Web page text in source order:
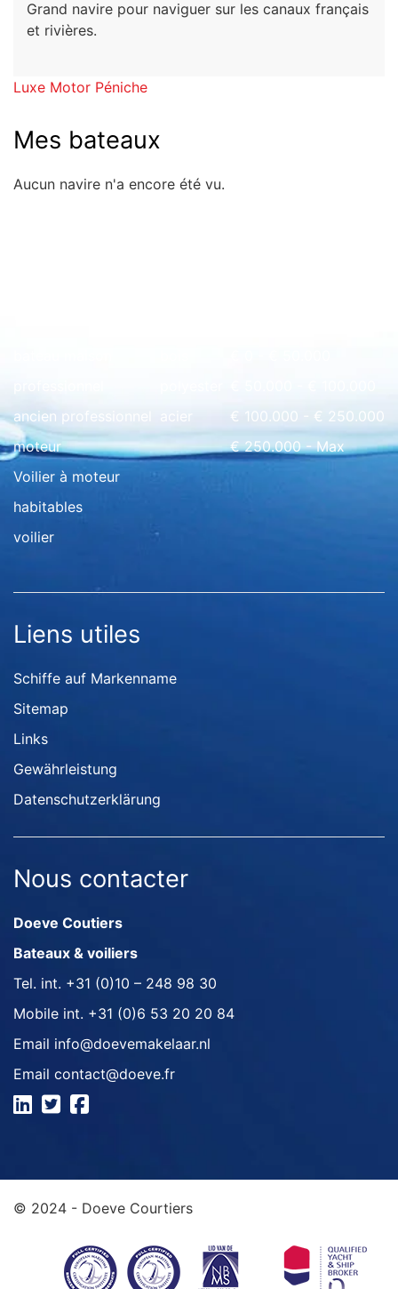
Grand navire pour naviguer sur les canaux français
et rivières.
Luxe Motor Péniche
Mes bateaux
Aucun navire n'a encore été vu.
ancien professionnel
moteur
Voilier à moteur
habitables
voilier
acier
€ 100.000 - € 250.000
€ 250.000 - Max
Liens utiles
Schiffe auf Markenname
Sitemap
Links
Gewährleistung
Datenschutzerklärung
Nous contacter
Doeve Coutiers
Bateaux & voiliers
Tel. int. +31 (0)10 – 248 98 30
Mobile int. +31 (0)6 53 20 20 84
Email info@doevemakelaar.nl
Email contact@doeve.fr
© 2024 - Doeve Courtiers